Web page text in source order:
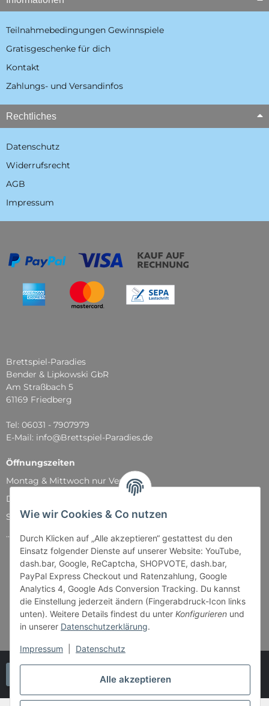
Alle akzeptieren
Wie wir Cookies & Co nutzen
Durch Klicken auf „Alle akzeptieren“ gestattest du den
Einsatz folgender Dienste auf unserer Website: YouTube,
dash.bar, Google, ReCaptcha, SHOPVOTE, dash.bar,
PayPal Express Checkout und Ratenzahlung, Google
Analytics 4, Google Ads Conversion Tracking. Du kannst
die Einstellung jederzeit ändern (Fingerabdruck-Icon links
unten). Weitere Details findest du unter Konfigurieren und
in unserer Datenschutzerklärung.
Impressum Datenschutz
Teilnahmebedingungen Gewinnspiele
Gratisgeschenke für dich
Kontakt
Zahlungs- und Versandinfos
Rechtliches
Datenschutz
Widerrufsrecht
AGB
Impressum
Brettspiel-Paradies
Bender & Lipkowski GbR
Am Straßbach 5
61169 Friedberg
Tel: 06031 - 7907979
E-Mail: info@Brettspiel-Paradies.de
Öffnungszeiten
Montag & Mittwoch nur Versand
Dienstag, Donnerstag und Freitag: 11:00 - 18:30 Uhr
Samstag: 11:00 - 14:00 Uhr
...und natürlich während unserer Events